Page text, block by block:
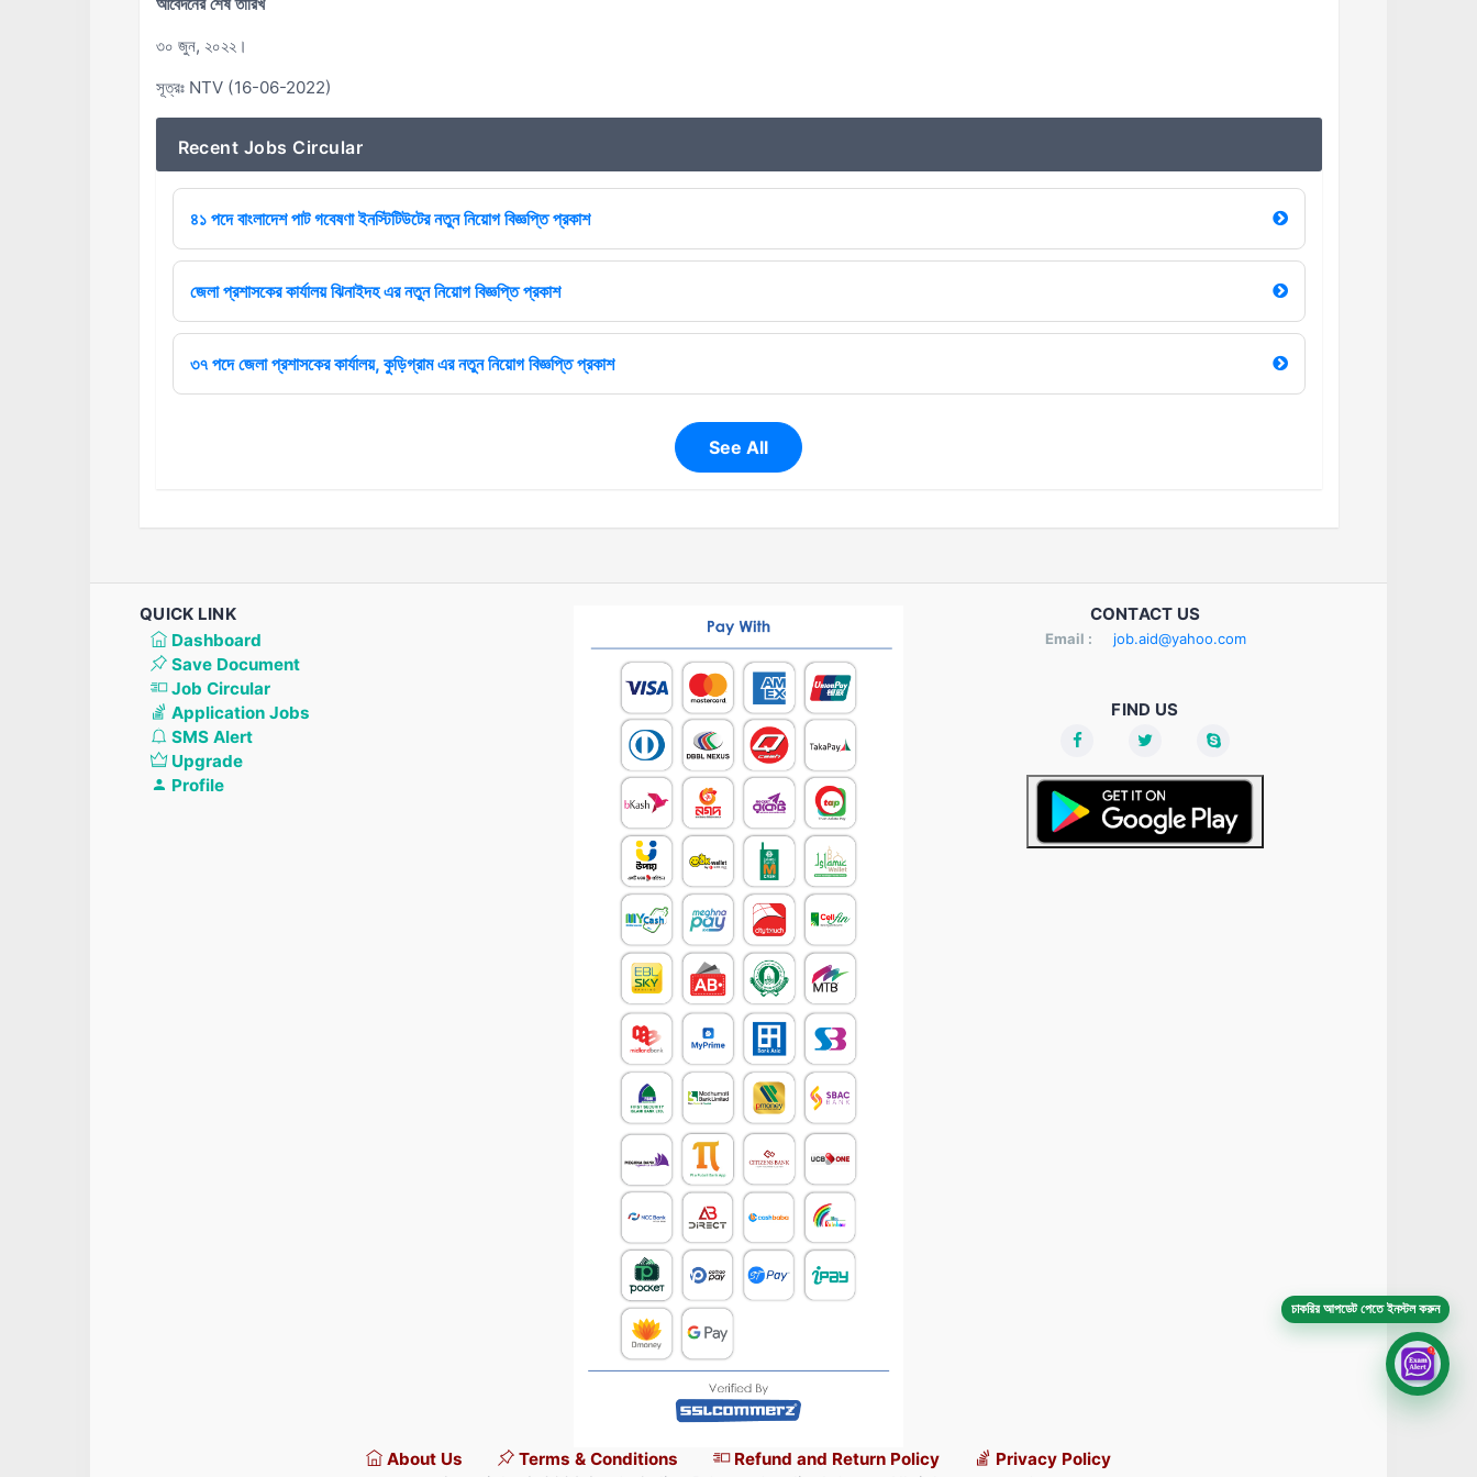
৩০ জুন, ২০২২।
সূত্রঃ NTV (16-06-2022)
Recent Jobs Circular
৪১ পদে বাংলাদেশ পাট গবেষণা ইনস্টিটিউটের নতুন নিয়োগ বিজ্ঞপ্তি প্রকাশ
জেলা প্রশাসকের কার্যালয় ঝিনাইদহ এর নতুন নিয়োগ বিজ্ঞপ্তি প্রকাশ
৩৭ পদে জেলা প্রশাসকের কার্যালয়, কুড়িগ্রাম এর নতুন নিয়োগ বিজ্ঞপ্তি প্রকাশ
See All
QUICK LINK
Dashboard
Save Document
Job Circular
Application Jobs
SMS Alert
Upgrade
Profile
CONTACT US
Email : job.aid@yahoo.com
FIND US
About Us Terms & Conditions Refund and Return Policy
Privacy Policy
চাকরির আপডেট পেতে ইনস্টল করুন